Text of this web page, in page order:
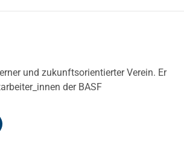
und zukunftsorientierter Verein. Er
der BASF